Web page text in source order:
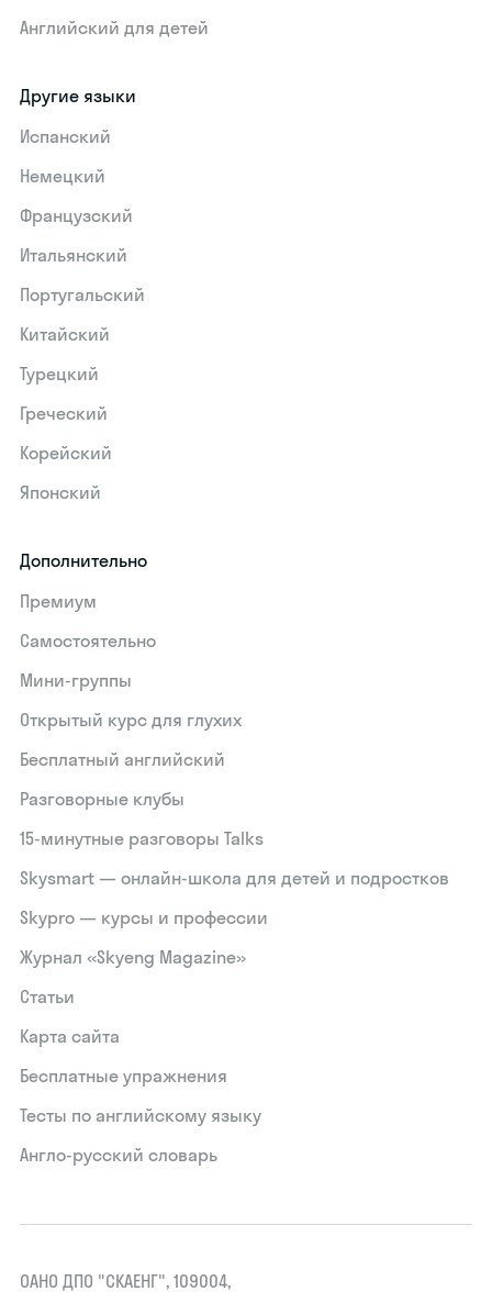
Английский для детей
Другие языки
Испанский
Немецкий
Французский
Итальянский
Португальский
Китайский
Турецкий
Греческий
Корейский
Японский
Дополнительно
Премиум
Самостоятельно
Мини-группы
Открытый курс для глухих
Бесплатный английский
Разговорные клубы
15‑минутные разговоры Talks
Skysmart — онлайн-школа для детей и подростков
Skypro — курсы и профессии
Журнал «Skyeng Magazine»
Статьи
Карта сайта
Бесплатные упражнения
Тесты по английскому языку
Англо-русский словарь
ОАНО ДПО "СКАЕНГ", 109004,